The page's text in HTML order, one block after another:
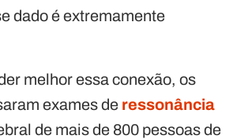
dado é extremamente
melhor essa conexão, os
exames de ressonância
de mais de 800 pessoas de